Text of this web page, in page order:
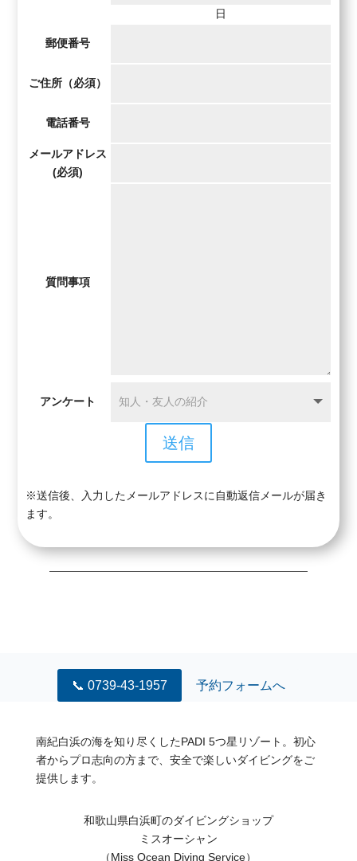
日
郵便番号
ご住所（必須）
電話番号
メールアドレス
(必須)
質問事項
アンケート
送信
※送信後、入力したメールアドレスに自動返信メールが届き
ます。
南紀白浜の海を知り尽くしたPADI 5つ星リゾート。初心
者からプロ志向の方まで、安全で楽しいダイビングをご
提供します。
和歌山県白浜町のダイビングショップ
ミスオーシャン
（Miss Ocean Diving Service）
📞 0739-43-1957 予約フォームへ